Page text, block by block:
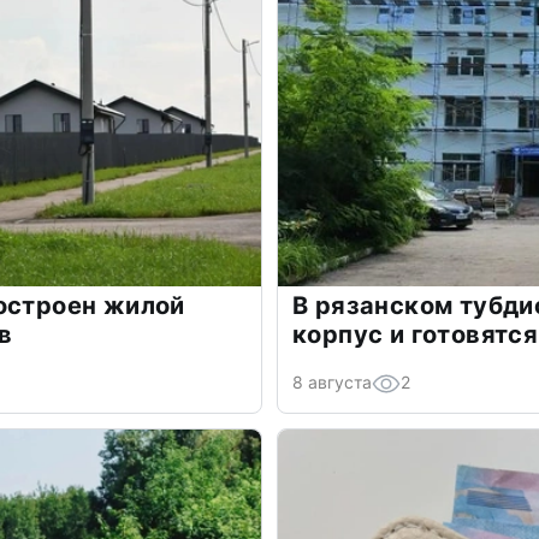
жилой
В рязанском
корпус и
8 августа 2